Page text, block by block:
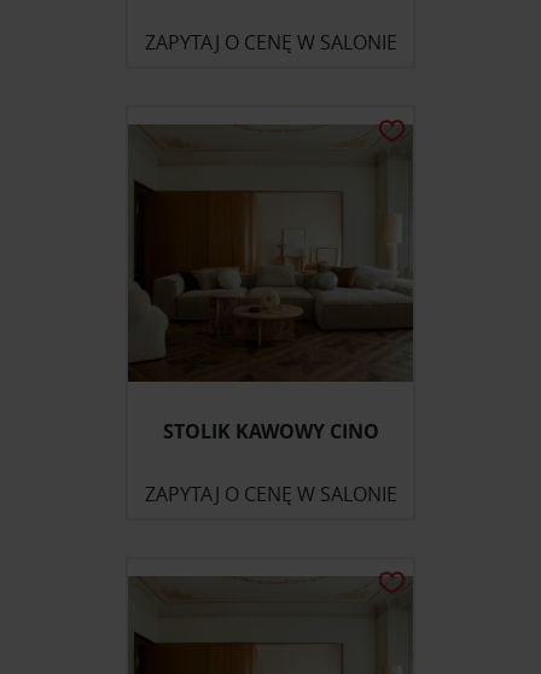
ZAPYTAJ O CENĘ W SALONIE
STOLIK KAWOWY CINO
ZAPYTAJ O CENĘ W SALONIE